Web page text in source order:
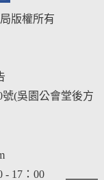
版權所有
號(吳園公會堂後方
- 17：00